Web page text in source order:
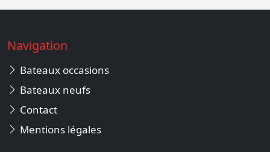
Navigation
Bateaux occasions
Bateaux neufs
Contact
Mentions légales